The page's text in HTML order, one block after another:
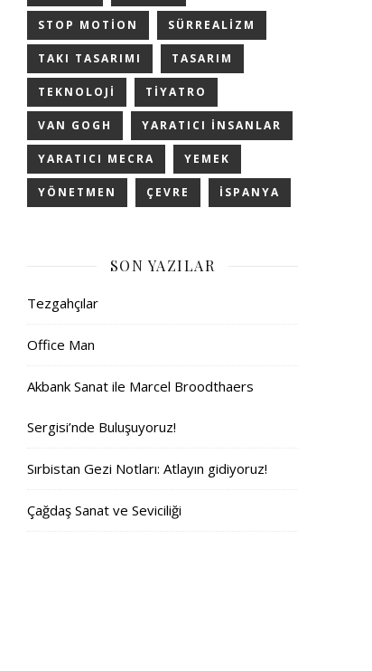
STOP MOTION SÜRREALIZM
TAKI TASARIMI TASARIM
TEKNOLOJI TIYATRO
VAN GOGH YARATICI INSANLAR
YARATICI MECRA YEMEK
YÖNETMEN ÇEVRE İSPANYA
SON YAZILAR
Tezgahçılar
Office Man
Akbank Sanat ile Marcel Broodthaers
Sergisi’nde Buluşuyoruz!
Sırbistan Gezi Notları: Atlayın gidiyoruz!
Çağdaş Sanat ve Seviciliği